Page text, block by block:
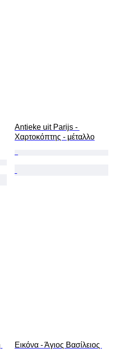
Antieke uit Parijs -
Χαρτοκόπτης - μέταλλο
Εικόνα - Άγιος Βασίλειος